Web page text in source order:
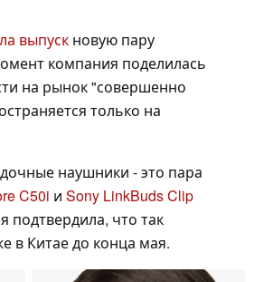
выпуск новую пару
компания поделилась
на рынок "совершенно
только на
наушники - это пара
C50i и Sony LinkBuds Clip
подтвердила, что так
в Китае до конца мая.